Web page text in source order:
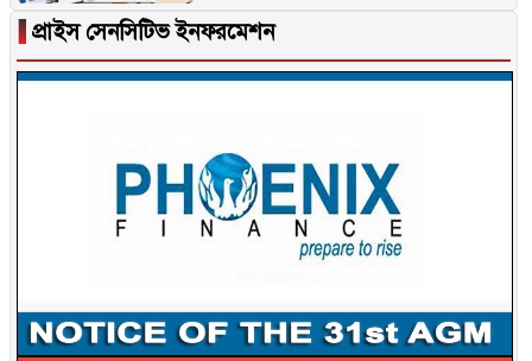
▐ প্রাইস সেনসিটিভ ইনফরমেশন